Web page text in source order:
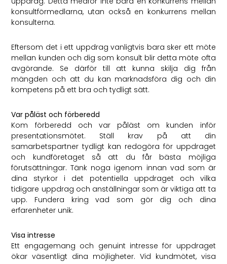
konsultförmedlarna, utan också en konkurrens mellan
konsulterna.
Eftersom det i ett uppdrag vanligtvis bara sker ett möte
mellan kunden och dig som konsult blir detta möte ofta
avgörande. Se därför till att kunna skilja dig från
mängden och att du kan marknadsföra dig och din
kompetens på ett bra och tydligt sätt.
Var påläst och förberedd
Kom förberedd och var påläst om kunden inför
presentationsmötet. Ställ krav på att din
samarbetspartner tydligt kan redogöra för uppdraget
och kundföretaget så att du får bästa möjliga
förutsättningar. Tänk noga igenom innan vad som är
dina styrkor i det potentiella uppdraget och vilka
tidigare uppdrag och anställningar som är viktiga att ta
upp. Fundera kring vad som gör dig och dina
erfarenheter unik.
Visa intresse
Ett engagemang och genuint intresse för uppdraget
ökar väsentligt dina möjligheter. Vid kundmötet, visa